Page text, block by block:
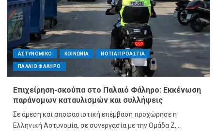
ΑΣΤΥΝΟΜΙΚΟ ΚΟΙΝΩΝΙΑ ΝΟΤΙΑ ΠΡΟΑΣΤΙΑ
ΠΑΛΑΙΟ ΦΑΛΗΡΟ
Επιχείρηση-σκούπα στο Παλαιό Φάληρο: Εκκένωση
παράνομων καταυλισμών και συλλήψεις
Σε άμεση και αποφασιστική επέμβαση προχώρησε η
Ελληνική Αστυνομία, σε συνεργασία με την Ομάδα Ζ,...